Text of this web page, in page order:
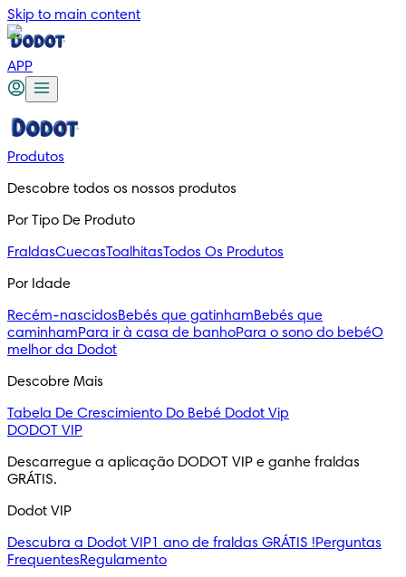
Skip to main content
APP
Produtos
Descobre todos os nossos produtos
Por Tipo De Produto
FraldasCuecasToalhitasTodos Os Produtos
Por Idade
Recém-nascidosBebés que gatinhamBebés que
caminhamPara ir à casa de banhoPara o sono do bebéO
melhor da Dodot
Descobre Mais
Tabela De Crescimiento Do Bebé Dodot Vip
DODOT VIP
Descarregue a aplicação DODOT VIP e ganhe fraldas
GRÁTIS.
Dodot VIP
Descubra a Dodot VIP1 ano de fraldas GRÁTIS !Perguntas
FrequentesRegulamento